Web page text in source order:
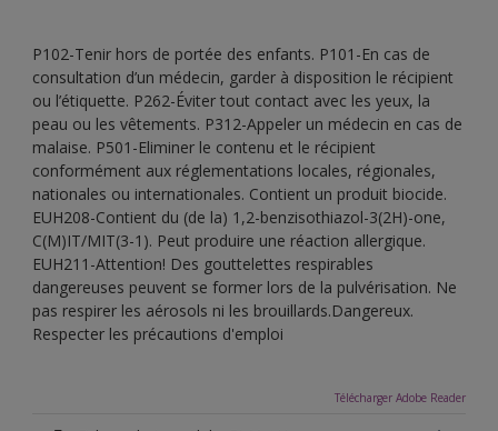
P102-Tenir hors de portée des enfants. P101-En cas de
consultation d’un médecin, garder à disposition le récipient
ou l’étiquette. P262-Éviter tout contact avec les yeux, la
peau ou les vêtements. P312-Appeler un médecin en cas de
malaise. P501-Eliminer le contenu et le récipient
conformément aux réglementations locales, régionales,
nationales ou internationales. Contient un produit biocide.
EUH208-Contient du (de la) 1,2-benzisothiazol-3(2H)-one,
C(M)IT/MIT(3-1). Peut produire une réaction allergique.
EUH211-Attention! Des gouttelettes respirables
dangereuses peuvent se former lors de la pulvérisation. Ne
pas respirer les aérosols ni les brouillards.Dangereux.
Respecter les précautions d'emploi
Télécharger Adobe Reader